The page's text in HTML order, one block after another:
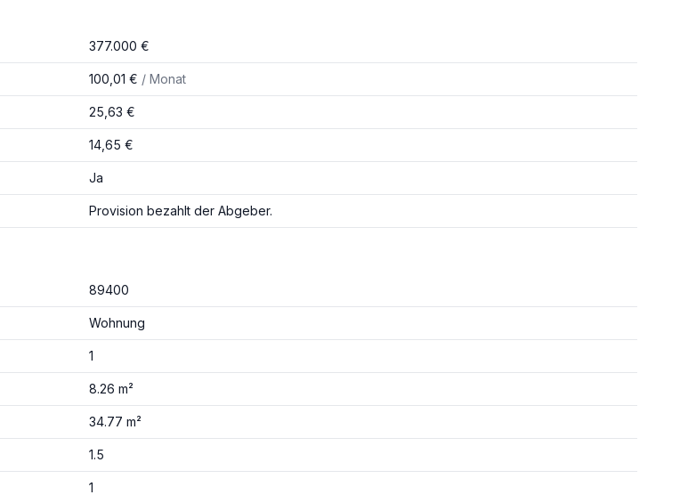
377.000 €
100,01 € / Monat
25,63 €
14,65 €
Ja
Provision bezahlt der Abgeber.
89400
Wohnung
1
8.26 m²
34.77 m²
1.5
1